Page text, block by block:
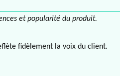
et popularité du produit.
fidèlement la voix du client.